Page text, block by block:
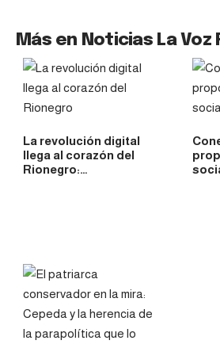
Más en Noticias La Voz
La revolución digital
llega al corazón del
Rionegro:…